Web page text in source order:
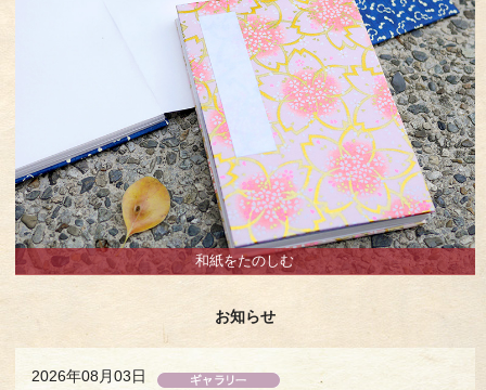
和紙をたのしむ
お知らせ
2026年08月03日